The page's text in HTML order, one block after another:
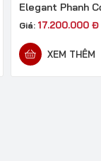
Elegant Phanh
Giá: 17.200.000 Đ
XEM THÊM